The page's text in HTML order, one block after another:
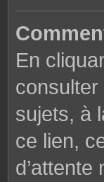
En
sujets, à
ce lien,